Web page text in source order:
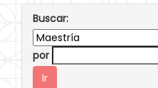
Buscar:
por